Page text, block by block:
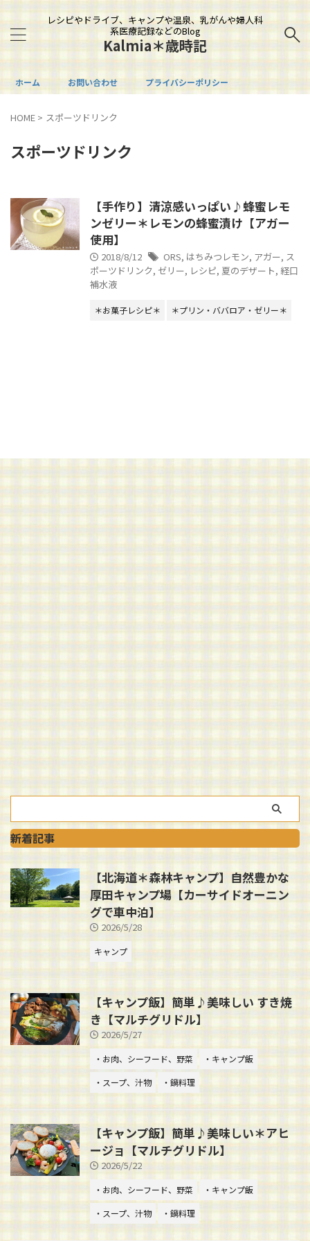
レシピやドライブ、キャンプや温泉、乳がんや婦人科
系医療記録などのBlog
Kalmia＊歳時記
ホーム お問い合わせ プライバシーポリシー
HOME > スポーツドリンク
スポーツドリンク
【手作り】清涼感いっぱい♪蜂蜜レモ
ンゼリー＊レモンの蜂蜜漬け【アガー
使用】
2018/8/12 ORS, はちみつレモン, アガー, ス
ポーツドリンク, ゼリー, レシピ, 夏のデザート, 経口
補水液
＊お菓子レシピ＊ ＊プリン・ババロア・ゼリー＊
新着記事
【北海道＊森林キャンプ】自然豊かな
厚田キャンプ場【カーサイドオーニン
グで車中泊】
2026/5/28
キャンプ
【キャンプ飯】簡単♪美味しい すき焼
き【マルチグリドル】
2026/5/27
・お肉、シーフード、野菜
・キャンプ飯
・スープ、汁物
・鍋料理
【キャンプ飯】簡単♪美味しい＊アヒ
ージョ【マルチグリドル】
2026/5/22
・お肉、シーフード、野菜
・キャンプ飯
・スープ、汁物
・鍋料理